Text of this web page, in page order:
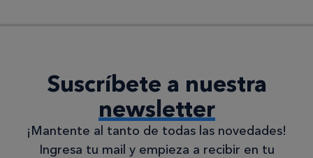
Suscríbete a nuestra
newsletter
¡Mantente al tanto de todas las novedades!
Ingresa tu mail y empieza a recibir en tu